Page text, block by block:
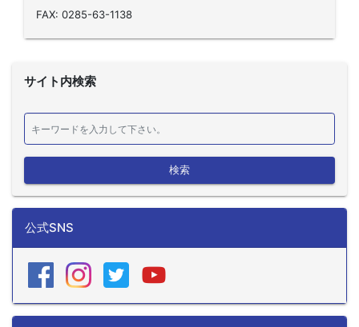
FAX: 0285-63-1138
サイト内検索
検索
公式SNS